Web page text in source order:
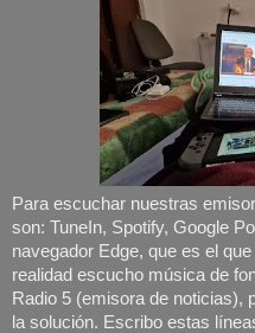
Para escuchar nuestras
son: TuneIn, Spotify, Google
navegador Edge, que es el
realidad escucho música de
Radio 5 (emisora de noticias),
la solución. Escribo estas